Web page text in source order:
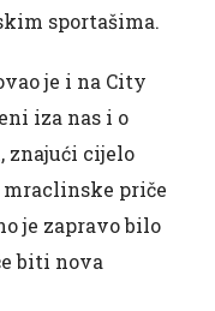
sportašima.
je i na City
iza nas i o
znajući cijelo
mraclinske priče
je zapravo bilo
biti nova